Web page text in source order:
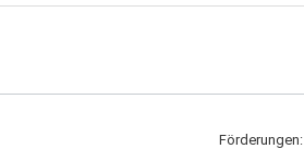
Förderungen: